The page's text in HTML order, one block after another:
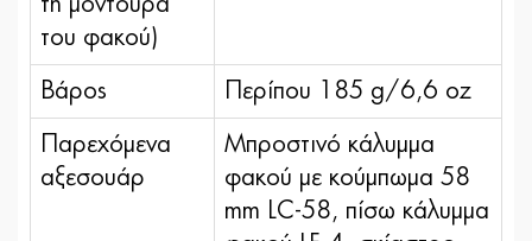
του φακού)
Βάρος Περίπου 185 g/6,6 oz
Παρεχόμενα
αξεσουάρ
Μπροστινό κάλυμμα
φακού με κούμπωμα 58
mm LC-58, πίσω κάλυμμα